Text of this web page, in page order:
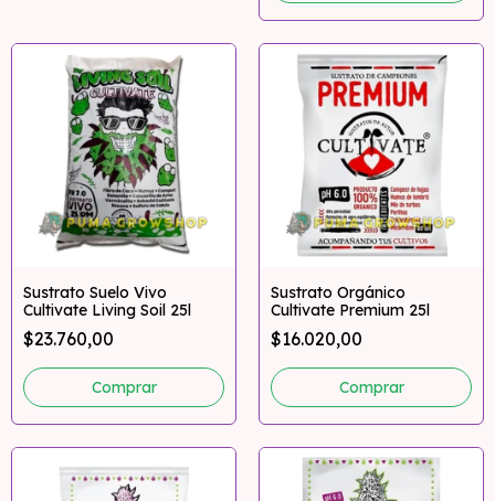
Sustrato Suelo Vivo
Cultivate Living Soil 25l
$23.760,00
Sustrato Orgánico
Cultivate Premium 25l
$16.020,00